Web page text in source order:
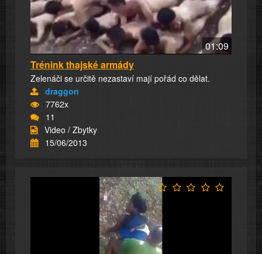
01:09
Trénink thajské armády
Zelenáči se určitě nezastaví mají pořád co dělat.
draggon
7762x
11
Video / Zbytky
15/06/2013